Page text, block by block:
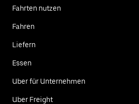
Fahrten nutzen
Fahren
Liefern
Essen
Uber für Unternehmen
Uber Freight